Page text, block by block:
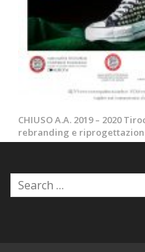
CHIUSO A.A. 2019 – 2020
rebranding e